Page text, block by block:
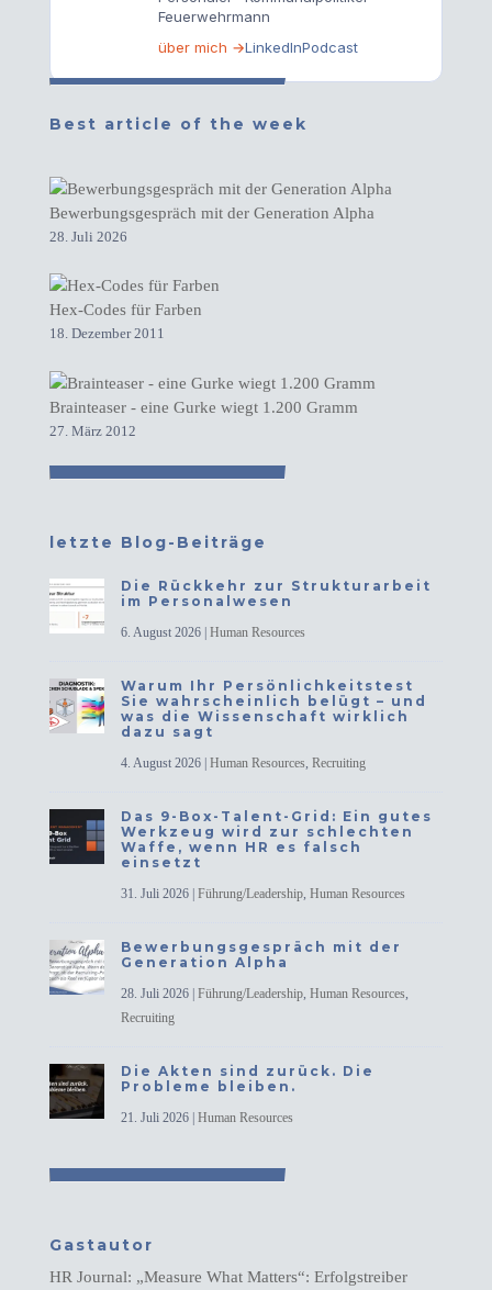
Feuerwehrmann
über mich →LinkedInPodcast
Best article of the week
Bewerbungsgespräch mit der Generation Alpha
28. Juli 2026
Hex-Codes für Farben
18. Dezember 2011
Brainteaser - eine Gurke wiegt 1.200 Gramm
27. März 2012
letzte Blog-Beiträge
Die Rückkehr zur Strukturarbeit
im Personalwesen
6. August 2026| Human Resources
Warum Ihr Persönlichkeitstest
Sie wahrscheinlich belügt – und
was die Wissenschaft wirklich
dazu sagt
4. August 2026| Human Resources, Recruiting
Das 9-Box-Talent-Grid: Ein gutes
Werkzeug wird zur schlechten
Waffe, wenn HR es falsch
einsetzt
31. Juli 2026| Führung/Leadership, Human Resources
Bewerbungsgespräch mit der
Generation Alpha
28. Juli 2026| Führung/Leadership, Human Resources,
Recruiting
Die Akten sind zurück. Die
Probleme bleiben.
21. Juli 2026| Human Resources
Gastautor
HR Journal: „Measure What Matters“: Erfolgstreiber